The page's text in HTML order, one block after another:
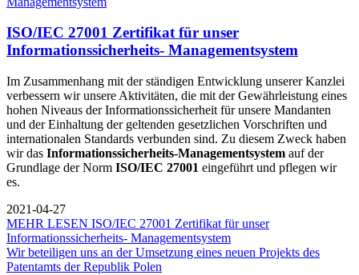
ISO/IEC 27001 Zertifikat für unser
Informationssicherheits- Managementsystem
Im Zusammenhang mit der ständigen Entwicklung unserer Kanzlei
verbessern wir unsere Aktivitäten, die mit der Gewährleistung eines
hohen Niveaus der Informationssicherheit für unsere Mandanten
und der Einhaltung der geltenden gesetzlichen Vorschriften und
internationalen Standards verbunden sind. Zu diesem Zweck haben
wir das Informationssicherheits-Managementsystem auf der
Grundlage der Norm ISO/IEC 27001 eingeführt und pflegen wir
es.
2021-04-27
MEHR LESEN ISO/IEC 27001 Zertifikat für unser
Informationssicherheits- Managementsystem
Wir beteiligen uns an der Umsetzung eines neuen Projekts des
Patentamts der Republik Polen